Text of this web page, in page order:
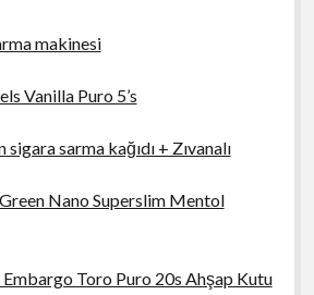
makinesi
Vanilla Puro 5’s
sarma kağıdı + Zıvanalı
Nano Superslim Mentol
Toro Puro 20s Ahşap Kutu